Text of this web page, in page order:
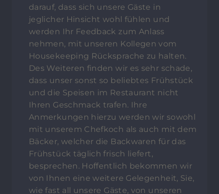
darauf, dass sich unsere Gäste in
jeglicher Hinsicht wohl fühlen und
werden Ihr Feedback zum Anlass
nehmen, mit unseren Kollegen vom
Housekeeping Rücksprache zu halten.
Des Weiteren finden wir es sehr schade,
dass unser sonst so beliebtes Frühstück
und die Speisen im Restaurant nicht
Ihren Geschmack trafen. Ihre
Anmerkungen hierzu werden wir sowohl
mit unserem Chefkoch als auch mit dem
Bäcker, welcher die Backwaren für das
Frühstück täglich frisch liefert,
besprechen. Hoffentlich bekommen wir
von Ihnen eine weitere Gelegenheit, Sie,
wie fast all unsere Gäste, von unseren